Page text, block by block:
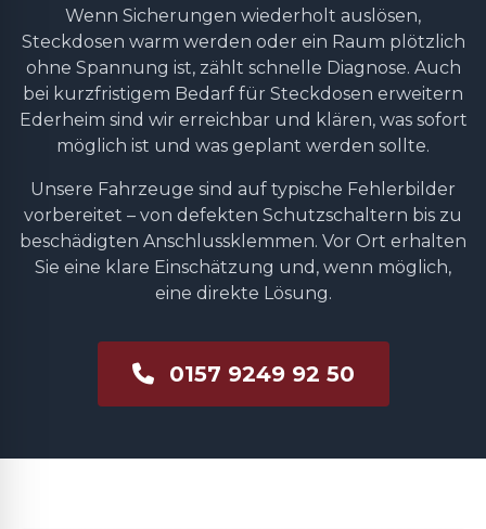
Wenn Sicherungen wiederholt auslösen,
Steckdosen warm werden oder ein Raum plötzlich
ohne Spannung ist, zählt schnelle Diagnose. Auch
bei kurzfristigem Bedarf für Steckdosen erweitern
Ederheim sind wir erreichbar und klären, was sofort
möglich ist und was geplant werden sollte.
Unsere Fahrzeuge sind auf typische Fehlerbilder
vorbereitet – von defekten Schutzschaltern bis zu
beschädigten Anschlussklemmen. Vor Ort erhalten
Sie eine klare Einschätzung und, wenn möglich,
eine direkte Lösung.
0157 9249 92 50